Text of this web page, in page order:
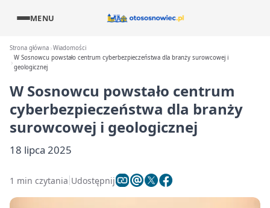
MENU
Strona główna Wiadomości
W Sosnowcu powstało centrum cyberbezpieczeństwa dla branży surowcowej i
geologicznej
W Sosnowcu powstało centrum
cyberbezpieczeństwa dla branży
surowcowej i geologicznej
18 lipca 2025
1 min czytania Udostępnij